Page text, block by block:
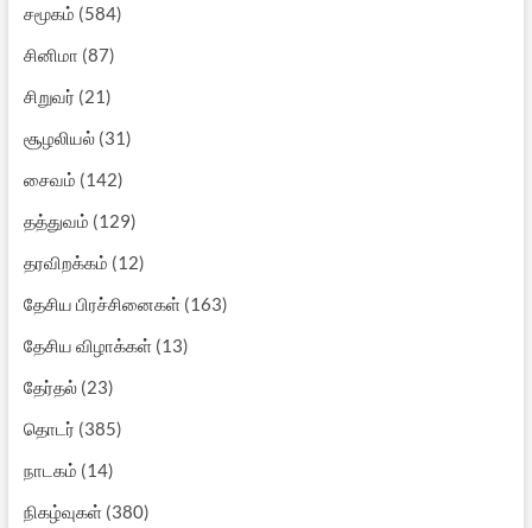
சமூகம் (584)
சினிமா (87)
சிறுவர் (21)
சூழலியல்(31)
சைவம் (142)
தத்துவம் (129)
தரவிறக்கம் (12)
தேசிய பிரச்சினைகள்(163)
தேசிய விழாக்கள்(13)
தேர்தல்(23)
தொடர் (385)
நாடகம் (14)
நிகழ்வுகள்(380)